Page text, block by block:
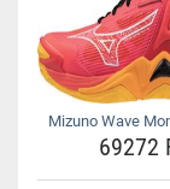
Mizuno Wave
69272